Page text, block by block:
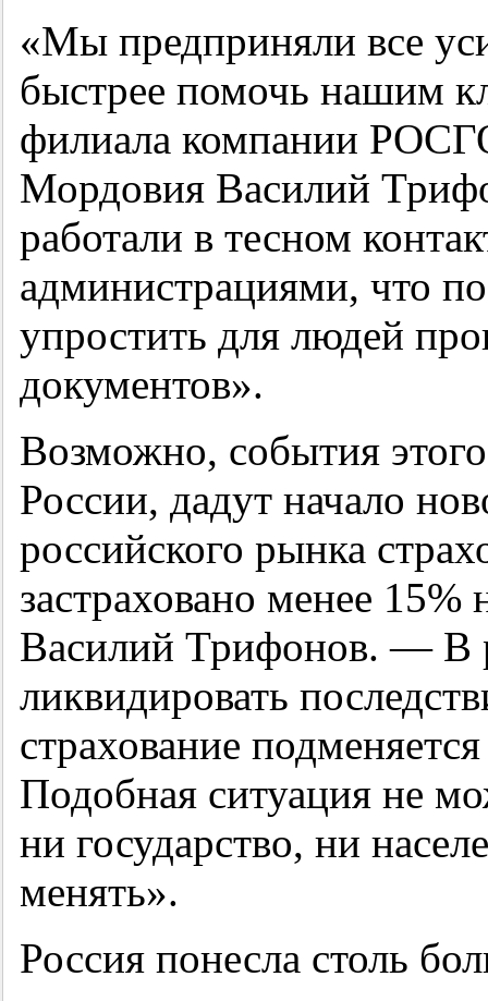
«Мы предприняли все
быстрее помочь нашим
филиала компании
Мордовия Василий
работали в тесном
администрациями, что
упростить для людей
документов».
Возможно, события
России, дадут начало
российского рынка
застраховано менее
Василий Трифонов. — В
ликвидировать
страхование
Подобная ситуация не
ни государство, ни
менять».
Россия понесла столь